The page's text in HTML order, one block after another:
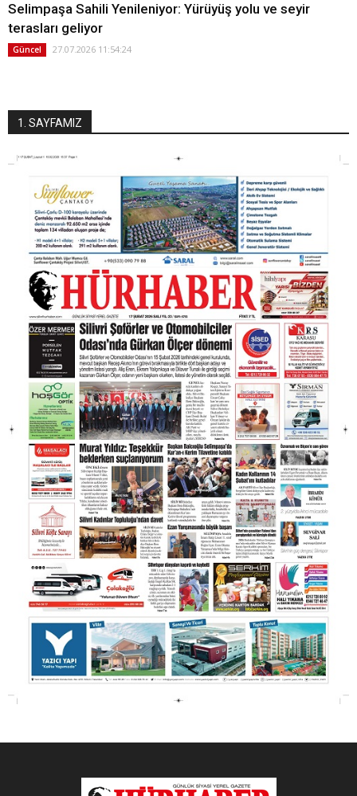
Selimpaşa Sahili Yenileniyor: Yürüyüş yolu ve seyir
terasları geliyor
Güncel 27.07.2026 11:54:24
1. SAYFAMIZ